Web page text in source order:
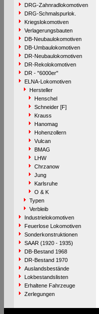
DRG-Zahnradlokomotiven
DRG-Schmalspurlok.
Kriegslokomotiven
Verlagerungsbauten
DB-Neubaulokomotiven
DB-Umbaulokomotiven
DR-Neubaulokomotiven
DR-Rekolokomotiven
DR - "6000er"
ELNA-Lokomotiven
Hersteller
Henschel
Schneider [F]
Krauss
Hanomag
Hohenzollern
Vulcan
BMAG
LHW
Chrzanow
Jung
Karlsruhe
O & K
Typen
Verbleib
Industrielokomotiven
Feuerlose Lokomotiven
Sonderkonstruktionen
SAAR (1920 - 1935)
DB-Bestand 1968
DR-Bestand 1970
Auslandsbestände
Lokbestandslisten
Erhaltene Fahrzeuge
Zerlegungen